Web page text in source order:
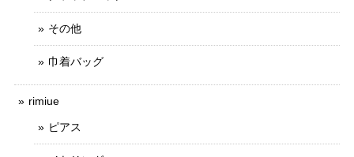
その他
巾着バッグ
rimiue
ピアス